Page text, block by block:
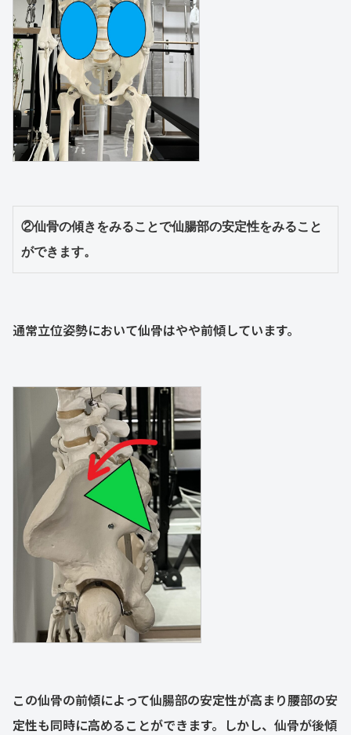
②仙骨の傾きをみることで仙腸部の安定性をみること
ができます。
通常立位姿勢において仙骨はやや前傾しています。
この仙骨の前傾によって仙腸部の安定性が高まり腰部の安
定性も同時に高めることができます。しかし、仙骨が後傾